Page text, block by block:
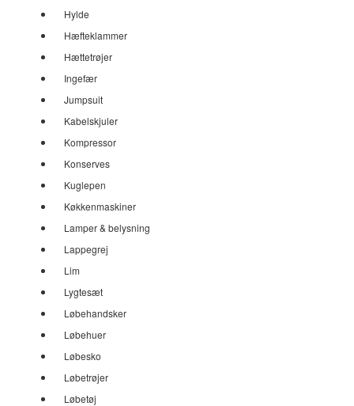
Hylde
Hæfteklammer
Hættetrøjer
Ingefær
Jumpsuit
Kabelskjuler
Kompressor
Konserves
Kuglepen
Køkkenmaskiner
Lamper & belysning
Lappegrej
Lim
Lygtesæt
Løbehandsker
Løbehuer
Løbesko
Løbetrøjer
Løbetøj